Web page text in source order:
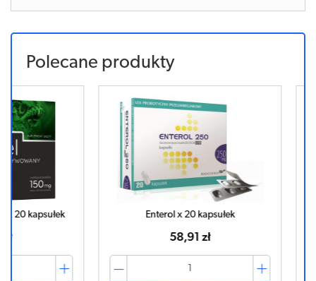
Polecane produkty
Enterol x 20 kapsułek
58,91 zł